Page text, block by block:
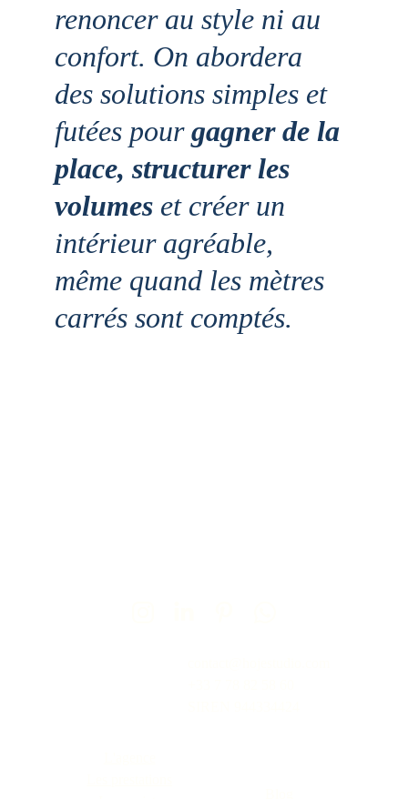
renoncer au style ni au
confort. On abordera
des solutions simples et
futées pour gagner de la
place, structurer les
volumes et créer un
intérieur agréable,
même quand les mètres
carrés sont comptés.